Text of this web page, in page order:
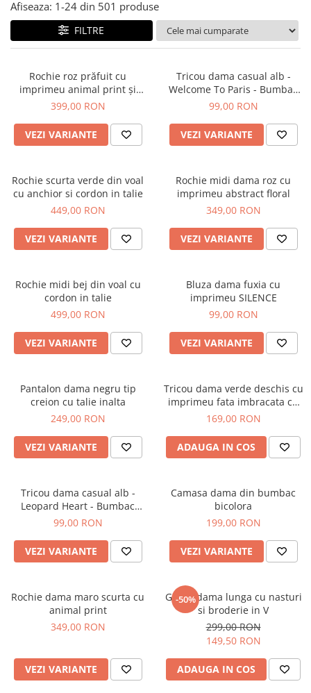
Tricouri si topuri
Rochii de eveniment
Afiseaza: 1-24 din 501 produse
FILTRE
Rochie roz prăfuit cu
imprimeu animal print și
curea
399,00 RON
VEZI VARIANTE
Tricou dama casual alb -
Welcome To Paris - Bumbac
Organic
99,00 RON
VEZI VARIANTE
Rochie scurta verde din voal
cu anchior si cordon in talie
449,00 RON
VEZI VARIANTE
Rochie midi dama roz cu
imprimeu abstract floral
349,00 RON
VEZI VARIANTE
Rochie midi bej din voal cu
cordon in talie
499,00 RON
VEZI VARIANTE
Bluza dama fuxia cu
imprimeu SILENCE
99,00 RON
VEZI VARIANTE
Pantalon dama negru tip
creion cu talie inalta
249,00 RON
VEZI VARIANTE
Tricou dama verde deschis cu
imprimeu fata imbracata cu
alb si inghetata in mana
169,00 RON
ADAUGA IN COS
Tricou dama casual alb -
Leopard Heart - Bumbac
Organic
99,00 RON
VEZI VARIANTE
Camasa dama din bumbac
bicolora
199,00 RON
VEZI VARIANTE
Rochie dama maro scurta cu
animal print
349,00 RON
VEZI VARIANTE
-50%
Geaca dama lunga cu nasturi
si broderie in V
299,00 RON
149,50 RON
ADAUGA IN COS